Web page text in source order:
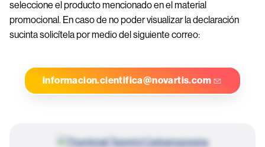
seleccione el producto mencionado en el material
promocional. En caso de no poder visualizar la declaración
sucinta solicítela por medio del siguiente correo:
informacion.cientifica@novartis.com
Image